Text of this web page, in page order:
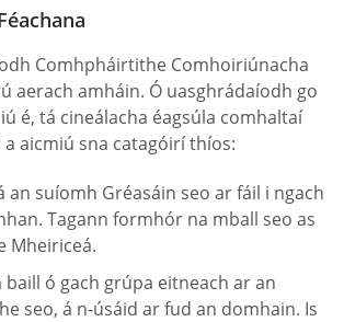
Comhpháirtithe Comhoiriúnacha
aerach amháin. Ó uasghrádaíodh go
é, tá cineálacha éagsúla comhaltaí
aicmiú sna catagóirí thíos:
an suíomh Gréasáin seo ar fáil i ngach
Tagann formhór na mball seo as
Mheiriceá.
baill ó gach grúpa eitneach ar an
seo, á n-úsáid ar fud an domhain. Is